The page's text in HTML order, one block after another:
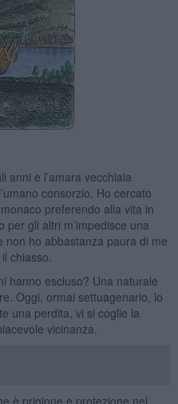
anni e l’amara vecchiaia
consorzio. Ho cercato
preferendo alla vita in
per gli altri m’impedisce una
ho abbastanza paura di me
chiasso.
hanno escluso? Una naturale
Oggi, ormai settuagenario, lo
una perdita, vi si coglie la
vicinanza.
è prigione e protezione nel